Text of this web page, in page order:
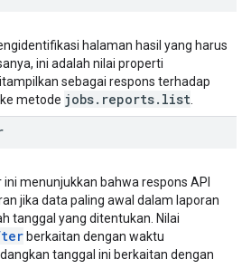
halaman hasil yang harus
ini adalah nilai properti
sebagai respons terhadap
metode jobs. reports. list
menunjukkan bahwa respons API
jika data paling awal dalam laporan
tanggal yang ditentukan. Nilai
berkaitan dengan waktu
tanggal ini berkaitan dengan